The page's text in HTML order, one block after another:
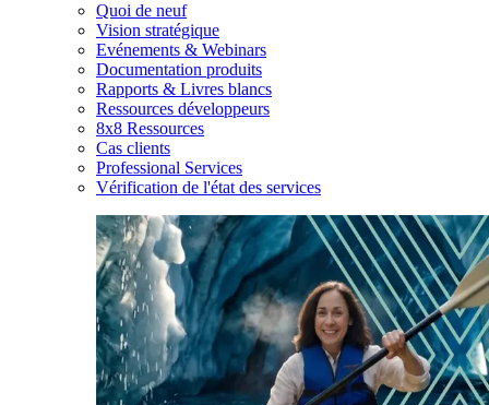
Quoi de neuf
Vision stratégique
Evénements & Webinars
Documentation produits
Rapports & Livres blancs
Ressources développeurs
8x8 Ressources
Cas clients
Professional Services
Vérification de l'état des services